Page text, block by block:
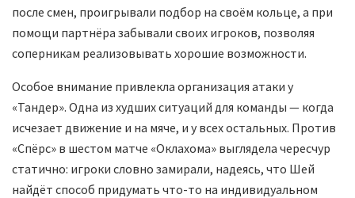
после смен, проигрывали подбор на своём кольце, а при
помощи партнёра забывали своих игроков, позволяя
соперникам реализовывать хорошие возможности.
Особое внимание привлекла организация атаки у
«Тандер». Одна из худших ситуаций для команды — когда
исчезает движение и на мяче, и у всех остальных. Против
«Спёрс» в шестом матче «Оклахома» выглядела чересчур
статично: игроки словно замирали, надеясь, что Шей
найдёт способ придумать что-то на индивидуальном